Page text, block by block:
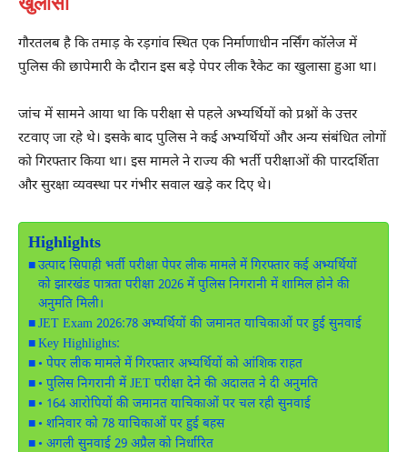
गौरतलब है कि तमाड़ के रड़गांव स्थित एक निर्माणाधीन नर्सिंग कॉलेज में
पुलिस की छापेमारी के दौरान इस बड़े पेपर लीक रैकेट का खुलासा हुआ था।
जांच में सामने आया था कि परीक्षा से पहले अभ्यर्थियों को प्रश्नों के उत्तर
रटवाए जा रहे थे। इसके बाद पुलिस ने कई अभ्यर्थियों और अन्य संबंधित लोगों
को गिरफ्तार किया था। इस मामले ने राज्य की भर्ती परीक्षाओं की पारदर्शिता
और सुरक्षा व्यवस्था पर गंभीर सवाल खड़े कर दिए थे।
Highlights
उत्पाद सिपाही भर्ती परीक्षा पेपर लीक मामले में गिरफ्तार कई अभ्यर्थियों
को झारखंड पात्रता परीक्षा 2026 में पुलिस निगरानी में शामिल होने की
अनुमति मिली।
JET Exam 2026:78 अभ्यर्थियों की जमानत याचिकाओं पर हुई सुनवाई
Key Highlights:
• पेपर लीक मामले में गिरफ्तार अभ्यर्थियों को आंशिक राहत
• पुलिस निगरानी में JET परीक्षा देने की अदालत ने दी अनुमति
• 164 आरोपियों की जमानत याचिकाओं पर चल रही सुनवाई
• शनिवार को 78 याचिकाओं पर हुई बहस
• अगली सुनवाई 29 अप्रैल को निर्धारित